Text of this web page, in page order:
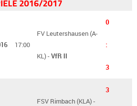
2016/2017
17:00
FV Leutershausen (A-
KL) -VfR II
0
:
3
FSV Rimbach (KLA) -
3